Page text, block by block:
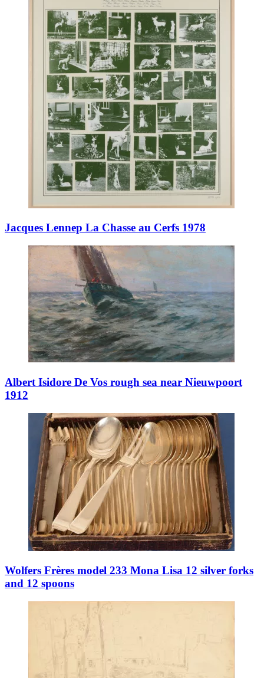
Jacques Lennep La Chasse au Cerfs 1978
Albert Isidore De Vos rough sea near Nieuwpoort
1912
Wolfers Frères model 233 Mona Lisa 12 silver forks
and 12 spoons